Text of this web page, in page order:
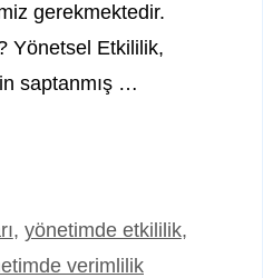
gerekmektedir.
Yönetsel Etkililik,
saptanmış …
, yönetimde etkililik,
verimlilik